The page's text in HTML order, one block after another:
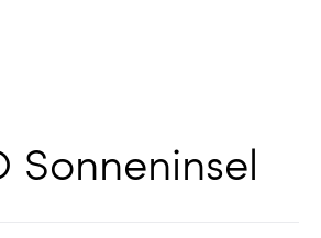
Sonneninsel